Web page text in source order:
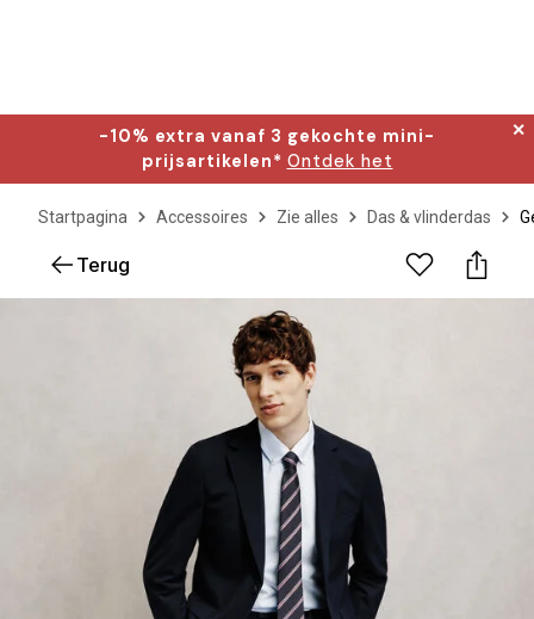
-10% extra vanaf 3 gekochte mini-
prijsartikelen* Ontdek het
✕
Startpagina Accessoires Zie alles Das & vlinderdas
Terug